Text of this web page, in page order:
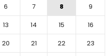
6 7 8
9
13 14 15
16
20 21 22
23